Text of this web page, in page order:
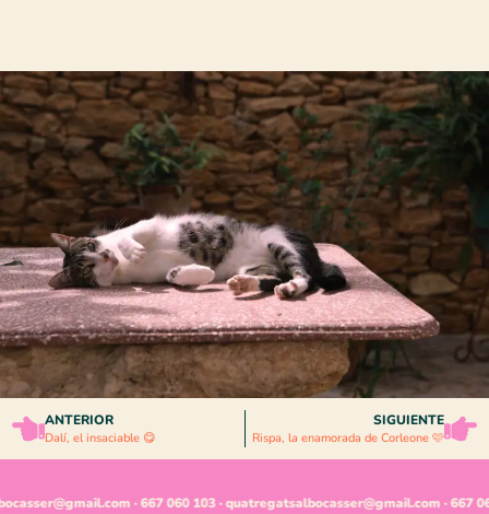
ANTERIOR
Dalí, el insaciable 😋
SIGUIENTE
Rispa, la enamorada de Corleone 🩷
· 667 060 103 · quatregatsalbocasser@gmail.com · 667